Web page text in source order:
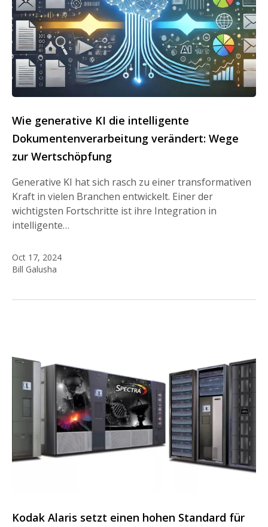
Wie generative KI die intelligente
Dokumentenverarbeitung verändert: Wege
zur Wertschöpfung
Generative KI hat sich rasch zu einer transformativen
Kraft in vielen Branchen entwickelt. Einer der
wichtigsten Fortschritte ist ihre Integration in
intelligente…
Oct 17, 2024
Bill Galusha
Kodak Alaris setzt einen hohen Standard für